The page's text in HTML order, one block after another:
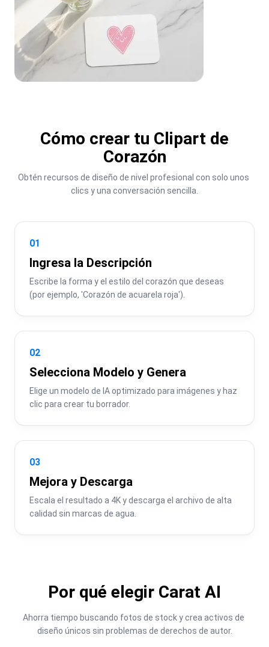
Cómo crear tu Clipart de
Corazón
Obtén recursos de diseño de nivel profesional con solo unos
clics y una conversación sencilla.
01
Ingresa la Descripción
Escribe la forma y el estilo del corazón que deseas
(por ejemplo, 'Corazón de acuarela roja').
02
Selecciona Modelo y Genera
Elige un modelo de IA optimizado para imágenes y haz
clic para crear tu borrador.
03
Mejora y Descarga
Escala el resultado a 4K y descarga el archivo de alta
calidad sin marcas de agua.
Por qué elegir Carat AI
Ahorra tiempo buscando fotos de stock y crea activos de
diseño únicos sin problemas de derechos de autor.